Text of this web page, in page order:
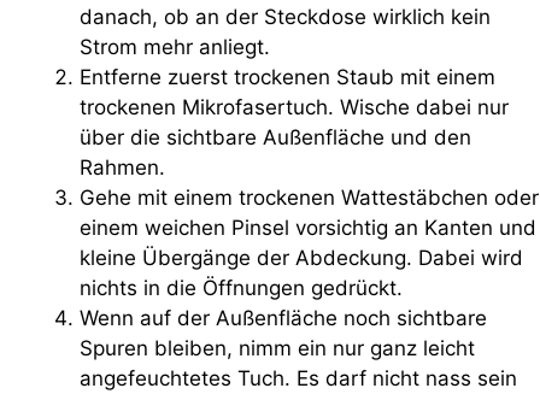
danach, ob an der Steckdose wirklich kein
Strom mehr anliegt.
Entferne zuerst trockenen Staub mit einem
trockenen Mikrofasertuch. Wische dabei nur
über die sichtbare Außenfläche und den
Rahmen.
Gehe mit einem trockenen Wattestäbchen oder
einem weichen Pinsel vorsichtig an Kanten und
kleine Übergänge der Abdeckung. Dabei wird
nichts in die Öffnungen gedrückt.
Wenn auf der Außenfläche noch sichtbare
Spuren bleiben, nimm ein nur ganz leicht
angefeuchtetes Tuch. Es darf nicht nass sein